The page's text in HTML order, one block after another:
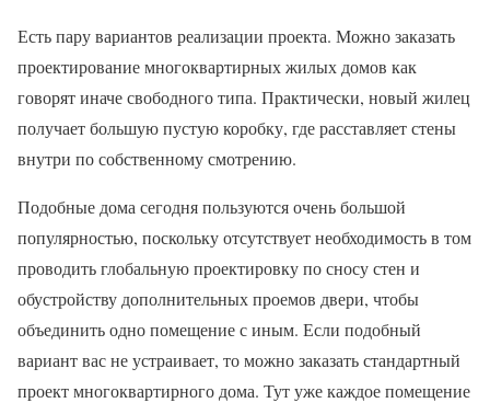
Есть пару вариантов реализации проекта. Можно заказать
проектирование многоквартирных жилых домов как
говорят иначе свободного типа. Практически, новый жилец
получает большую пустую коробку, где расставляет стены
внутри по собственному смотрению.
Подобные дома сегодня пользуются очень большой
популярностью, поскольку отсутствует необходимость в том
проводить глобальную проектировку по сносу стен и
обустройству дополнительных проемов двери, чтобы
объединить одно помещение с иным. Если подобный
вариант вас не устраивает, то можно заказать стандартный
проект многоквартирного дома. Тут уже каждое помещение